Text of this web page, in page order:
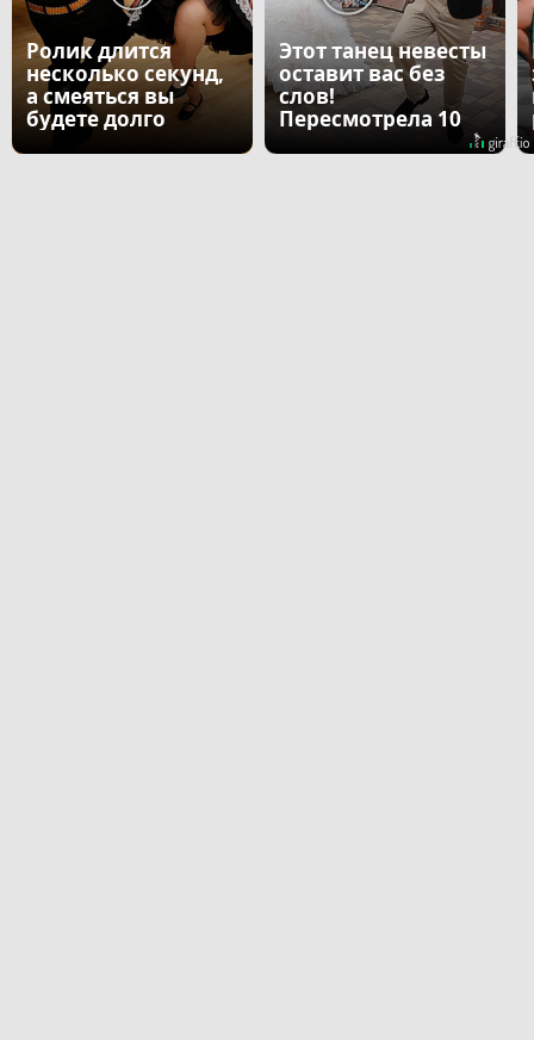
Ролик длится
несколько секунд,
а смеяться вы
будете долго
Этот танец невесты
оставит вас без
слов!
Пересмотрела 10